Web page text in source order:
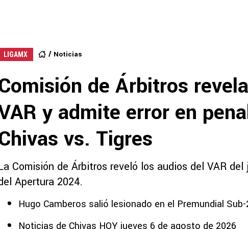
LIGAMX Noticias
de Árbitros
y admite error en
vs. Tigres
Comisión de Árbitros reveló los audios del VAR
Apertura 2024.
Hugo Camberos salió lesionado en el Premundial Sub-
Noticias de Chivas HOY jueves 6 de agosto de 2026